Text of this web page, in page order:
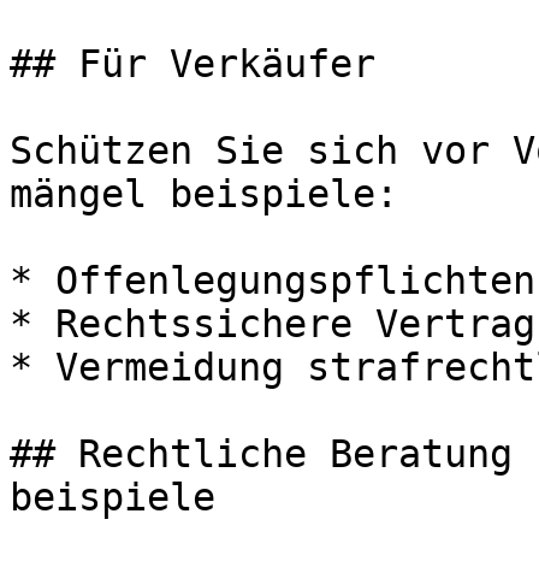
## Für Verkäufer
Schützen Sie sich vor
mängel beispiele:
* Offenlegungspflichten
* Rechtssichere
* Vermeidung
## Rechtliche
beispiele